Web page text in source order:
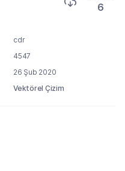
6
cdr
4547
26 Şub 2020
Vektörel Çizim